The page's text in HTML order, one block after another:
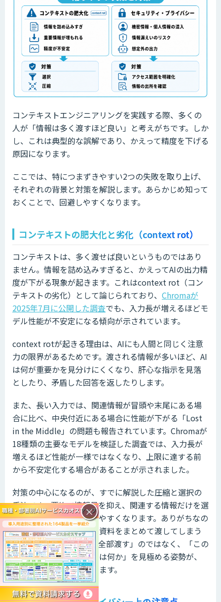
コンテキストエンジニアリングを実践する際、多くの
人が「情報は多く渡すほど良い」と考えがちです。しか
し、これは典型的な誤解であり、かえって精度を下げる
原因になります。
ここでは、特につまずきやすい2つの失敗を取り上げ、
それぞれの背景と対策を解説します。あらかじめ知って
おくことで、回避しやすくなります。
コンテキストの肥大化と劣化（context rot）
コンテキストは、多く渡せば良いというものではあり
ません。情報を詰め込みすぎると、かえってAIの出力精
度が下がる現象が起きます。これはcontext rot（コン
テキストの劣化）として論じられており、 Chromaが
2025年7月に公開した調査でも、入力長が増えるほどモ
デル性能が不安定になる傾向が示されています。
context rotが起きる理由は、AIにも人間と同じく注意
力の限界があるためです。渡される情報が多いほど、AI
は何が重要かを見分けにくくなり、肝心な指示を見落
としたり、矛盾した回答を返したりします。
また、長い入力では、関連情報が冒頭や末尾にある場
合に比べ、中央付近にある場合に性能が下がる「Lost
in the Middle」の問題も報告されています。Chromaが
18種類の主要なモデルを検証した調査では、入力長が
増えるほど性能が一様ではなくなり、上限に達する前
から不安定化する場合があることが示されました。
対策の中心になるのが、すでに解説した圧縮と選択の
手法です。要約で情報量を抑え、関連する情報だけを選
んで渡せば、劣化を防ぎやすくなります。ありがちなの
は、念のためにと多くの資料をまとめて渡してしまう
ことです。「とりあえず全部渡す」のではなく、「この
作業に本当に必要なものは何か」を見極める姿勢が、
安定した出力につながります。
×